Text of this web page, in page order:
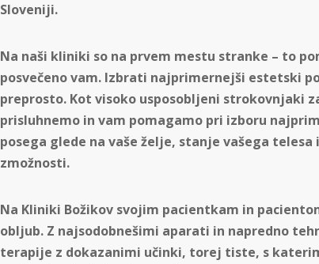
Sloveniji.
Na naši kliniki so na prvem mestu stranke – to
posvečeno vam. Izbrati najprimernejši estetski
preprosto. Kot visoko usposobljeni strokovnjaki
prisluhnemo in vam pomagamo pri izboru
posega glede na vaše želje, stanje vašega telesa
zmožnosti.
Na Kliniki Božikov svojim pacientkam in
obljub. Z najsodobnešimi aparati in napredno
terapije z dokazanimi učinki, torej tiste, s